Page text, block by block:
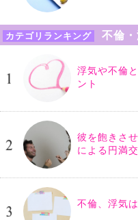
カテゴリランキング 不倫
浮気や不倫
ント
彼を飽きさ
による円満
不倫、浮気